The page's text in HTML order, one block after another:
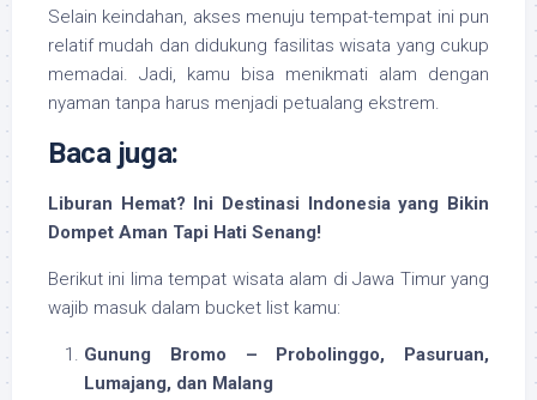
Selain keindahan, akses menuju tempat-tempat ini pun
relatif mudah dan didukung fasilitas wisata yang cukup
memadai. Jadi, kamu bisa menikmati alam dengan
nyaman tanpa harus menjadi petualang ekstrem.
Baca juga:
Liburan Hemat? Ini Destinasi Indonesia yang Bikin
Dompet Aman Tapi Hati Senang!
Berikut ini lima tempat wisata alam di Jawa Timur yang
wajib masuk dalam bucket list kamu:
Gunung Bromo – Probolinggo, Pasuruan,
Lumajang, dan Malang